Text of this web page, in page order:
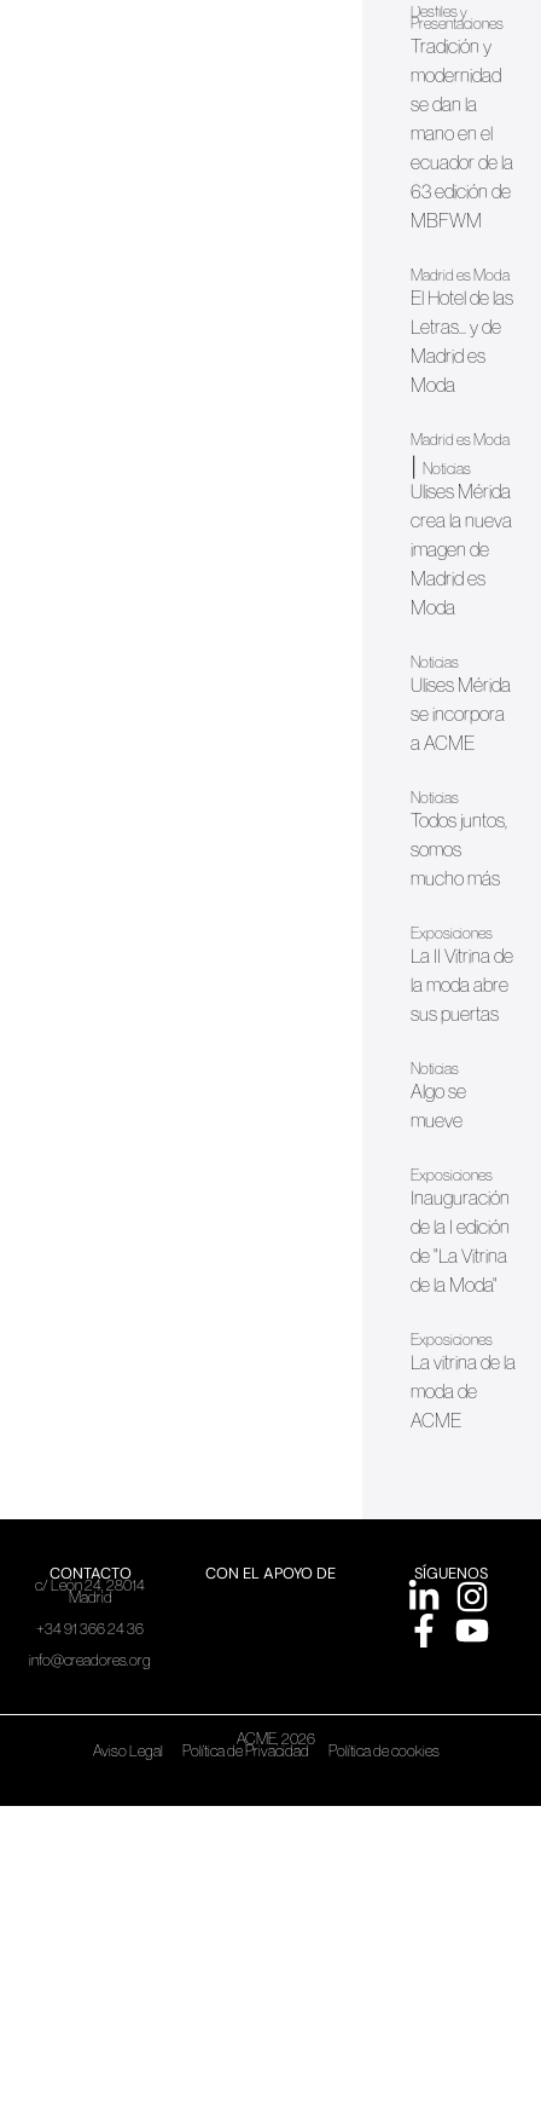
Desfiles y
Presentaciones
Tradición y
modernidad
se dan la
mano en el
ecuador de la
63 edición de
MBFWM
Madrid es Moda
El Hotel de las
Letras... y de
Madrid es
Moda
Madrid es Moda
|Noticias
Ulises Mérida
crea la nueva
imagen de
Madrid es
Moda
Noticias
Ulises Mérida
se incorpora
a ACME
Noticias
Todos juntos,
somos
mucho más
Exposiciones
La II Vitrina de
la moda abre
sus puertas
Noticias
Algo se
mueve
Exposiciones
Inauguración
de la I edición
de "La Vitrina
de la Moda"
Exposiciones
La vitrina de la
moda de
ACME
CONTACTO
c/ León 24, 28014
Madrid
+34 91 366 24 36
info@creadores.org
CON EL APOYO DE SÍGUENOS
ACME, 2026
Aviso Legal Política de Privacidad Política de cookies